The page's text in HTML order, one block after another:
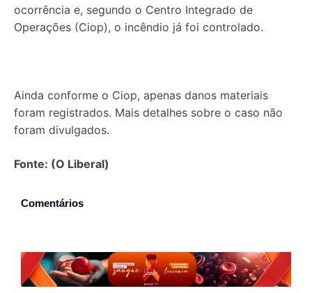
ocorrência e, segundo o Centro Integrado de
Operações (Ciop), o incêndio já foi controlado.
Ainda conforme o Ciop, apenas danos materiais
foram registrados. Mais detalhes sobre o caso não
foram divulgados.
Fonte: (O Liberal)
Comentários